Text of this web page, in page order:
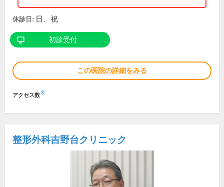
休診日: 日、祝
初診受付
この医院の詳細をみる
アクセス数※
整形外科吉野台クリニック